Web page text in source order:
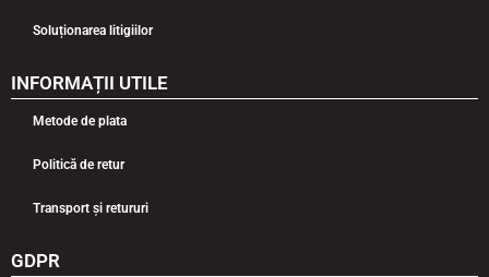
Soluționarea litigiilor
INFORMAȚII UTILE
Metode de plata
Politică de retur
Transport și retururi
GDPR